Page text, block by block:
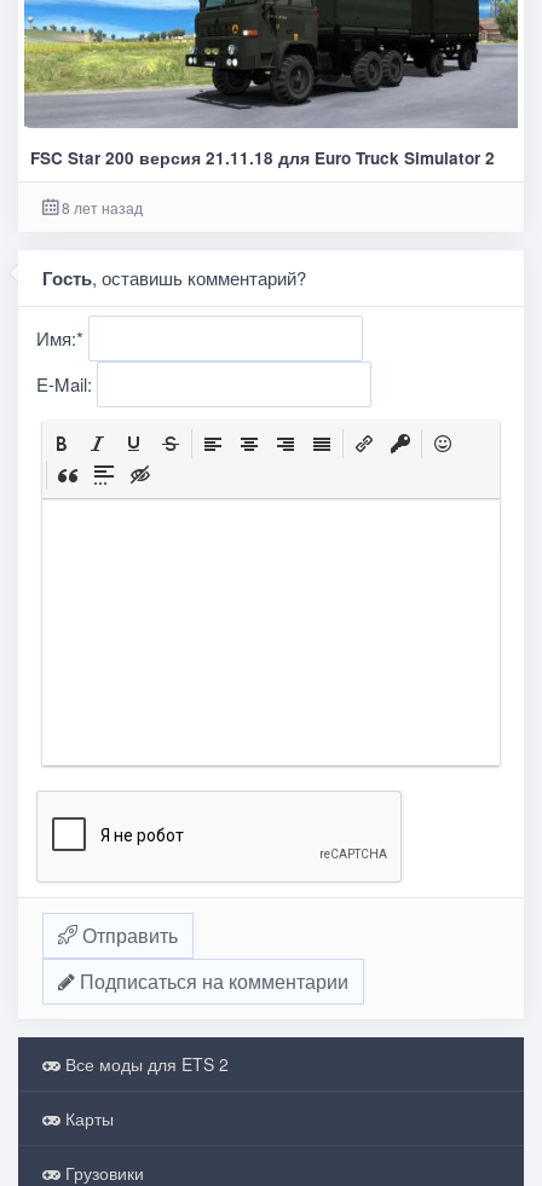
FSC Star 200 версия 21.11.18 для Euro Truck Simulator 2
8 лет назад
Гость, оставишь комментарий?
Имя:*
E-Mail:
Отправить
Подписаться на комментарии
Все моды для ETS 2
Карты
Грузовики